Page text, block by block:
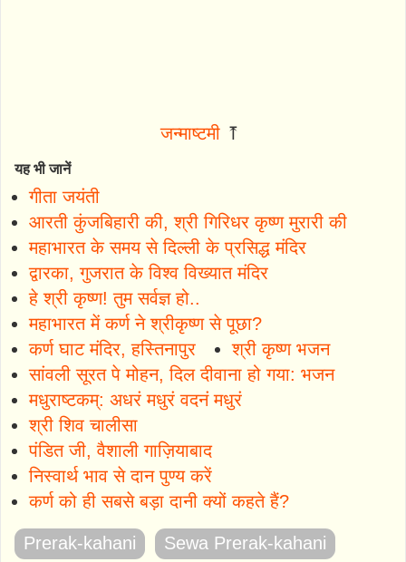
जन्माष्टमी ⤒
यह भी जानें
गीता जयंती
आरती कुंजबिहारी की, श्री गिरिधर कृष्ण मुरारी की
महाभारत के समय से दिल्ली के प्रसिद्ध मंदिर
द्वारका, गुजरात के विश्व विख्यात मंदिर
हे श्री कृष्ण! तुम सर्वज्ञ हो..
महाभारत में कर्ण ने श्रीकृष्ण से पूछा?
कर्ण घाट मंदिर, हस्तिनापुर
श्री कृष्ण भजन
सांवली सूरत पे मोहन, दिल दीवाना हो गया: भजन
मधुराष्टकम्: अधरं मधुरं वदनं मधुरं
श्री शिव चालीसा
पंडित जी, वैशाली गाज़ियाबाद
निस्वार्थ भाव से दान पुण्य करें
कर्ण को ही सबसे बड़ा दानी क्यों कहते हैं?
Prerak-kahani Sewa Prerak-kahani